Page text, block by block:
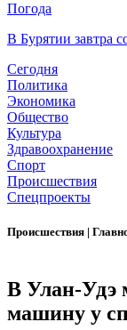
Погода
В Бурятии завтра
Сегодня
Политика
Экономика
Общество
Культура
Здравоохранение
Спорт
Происшествия
Спецпроекты
Происшествия |
В Улан-Удэ
машину у